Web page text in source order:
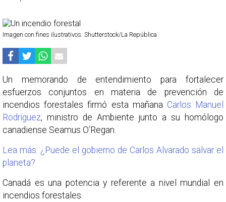
Imagen con fines ilustrativos. Shutterstock/La República
Un memorando de entendimiento para fortalecer
esfuerzos conjuntos en materia de prevención de
incendios forestales firmó esta mañana Carlos Manuel
Rodríguez, ministro de Ambiente junto a su homólogo
canadiense Seamus O’Regan.
Lea más: ¿Puede el gobierno de Carlos Alvarado salvar el
planeta?
Canadá es una potencia y referente a nivel mundial en
incendios forestales.